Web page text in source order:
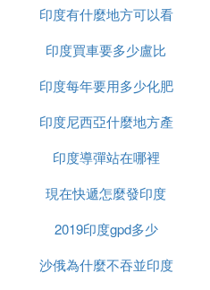
一粒
印度有什麼地方可以看
到太陽
印度買車要多少盧比
印度每年要用多少化肥
印度尼西亞什麼地方產
榴槤
印度導彈站在哪裡
現在快遞怎麼發印度
2019印度gpd多少
沙俄為什麼不吞並印度